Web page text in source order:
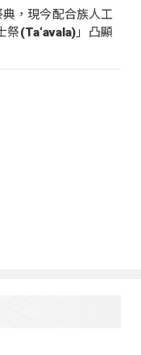
，現今配合族人工
(Ta‘avala)」凸顯